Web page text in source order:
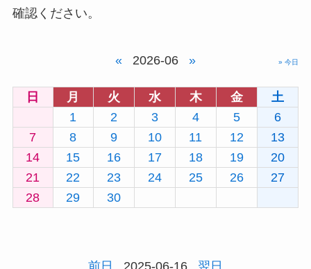
確認ください。
« 2026-06 » » 今日
日 月 火 水 木 金
土
1
2 3 4 5
6
7
8 9 10 11 12
13
14
15 16 17 18 19
20
21
22 23 24 25 26
27
28
29 30
前日 2025-06-16 翌日